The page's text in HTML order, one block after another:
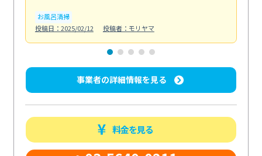
お風呂清掃
投稿日：2025/02/12
投稿者：モリヤマ
事業者の詳細情報を見る
料金を見る